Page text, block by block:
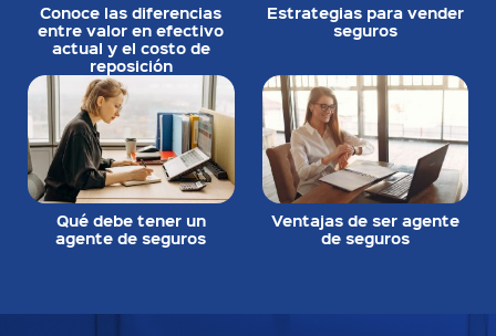
Conoce las diferencias
entre valor en efectivo
actual y el costo de
reposición
Estrategias para vender
seguros
Qué debe tener un
agente de seguros
Ventajas de ser agente
de seguros